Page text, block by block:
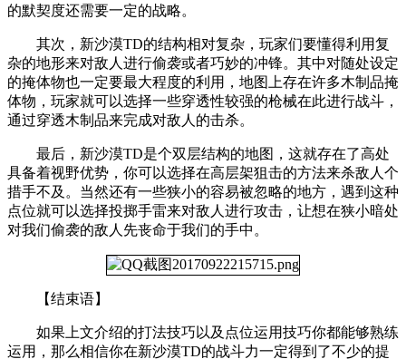
的默契度还需要一定的战略。
其次，新沙漠TD的结构相对复杂，玩家们要懂得利用复
杂的地形来对敌人进行偷袭或者巧妙的冲锋。其中对随处设定
的掩体物也一定要最大程度的利用，地图上存在许多木制品掩
体物，玩家就可以选择一些穿透性较强的枪械在此进行战斗，
通过穿透木制品来完成对敌人的击杀。
最后，新沙漠TD是个双层结构的地图，这就存在了高处
具备着视野优势，你可以选择在高层架狙击的方法来杀敌人个
措手不及。当然还有一些狭小的容易被忽略的地方，遇到这种
点位就可以选择投掷手雷来对敌人进行攻击，让想在狭小暗处
对我们偷袭的敌人先丧命于我们的手中。
【结束语】
如果上文介绍的打法技巧以及点位运用技巧你都能够熟练
运用，那么相信你在新沙漠TD的战斗力一定得到了不少的提